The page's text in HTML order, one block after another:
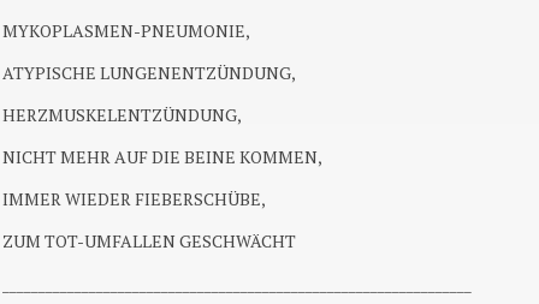
MYKOPLASMEN-PNEUMONIE,
ATYPISCHE LUNGENENTZÜNDUNG,
HERZMUSKELENTZÜNDUNG,
NICHT MEHR AUF DIE BEINE KOMMEN,
IMMER WIEDER FIEBERSCHÜBE,
ZUM TOT-UMFALLEN GESCHWÄCHT